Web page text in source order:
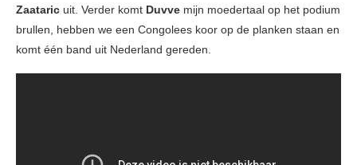
Zaataric uit. Verder komt Duvve mijn moedertaal op het podium
brullen, hebben we een Congolees koor op de planken staan en
komt één band uit Nederland gereden.